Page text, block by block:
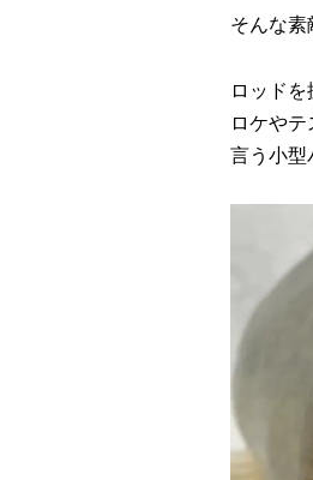
そんな素
ロッド
ロケや
言う小型